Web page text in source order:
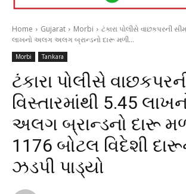
Home Gujarat Morbi
ટંકારા પોલીસે વાછકપરની
લાખનો અલગ અલગ બ્રાન્ડનો દારૂ મળી...
Morbi Tankara
ટંકારા પોલીસે
વિસ્તારમાંથી 5.45
અલગ બ્રાન્ડનો દારૂ
1176 બોટલ વિદેશી
ઝડપી પાડ્યો